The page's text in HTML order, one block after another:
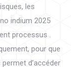
les
indium 2025
processus .
pour que
d’accéder